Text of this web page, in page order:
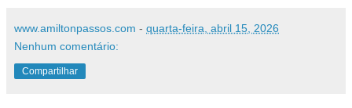
www.amiltonpassos.com - quarta-feira, abril 15, 2026
Nenhum comentário:
Compartilhar